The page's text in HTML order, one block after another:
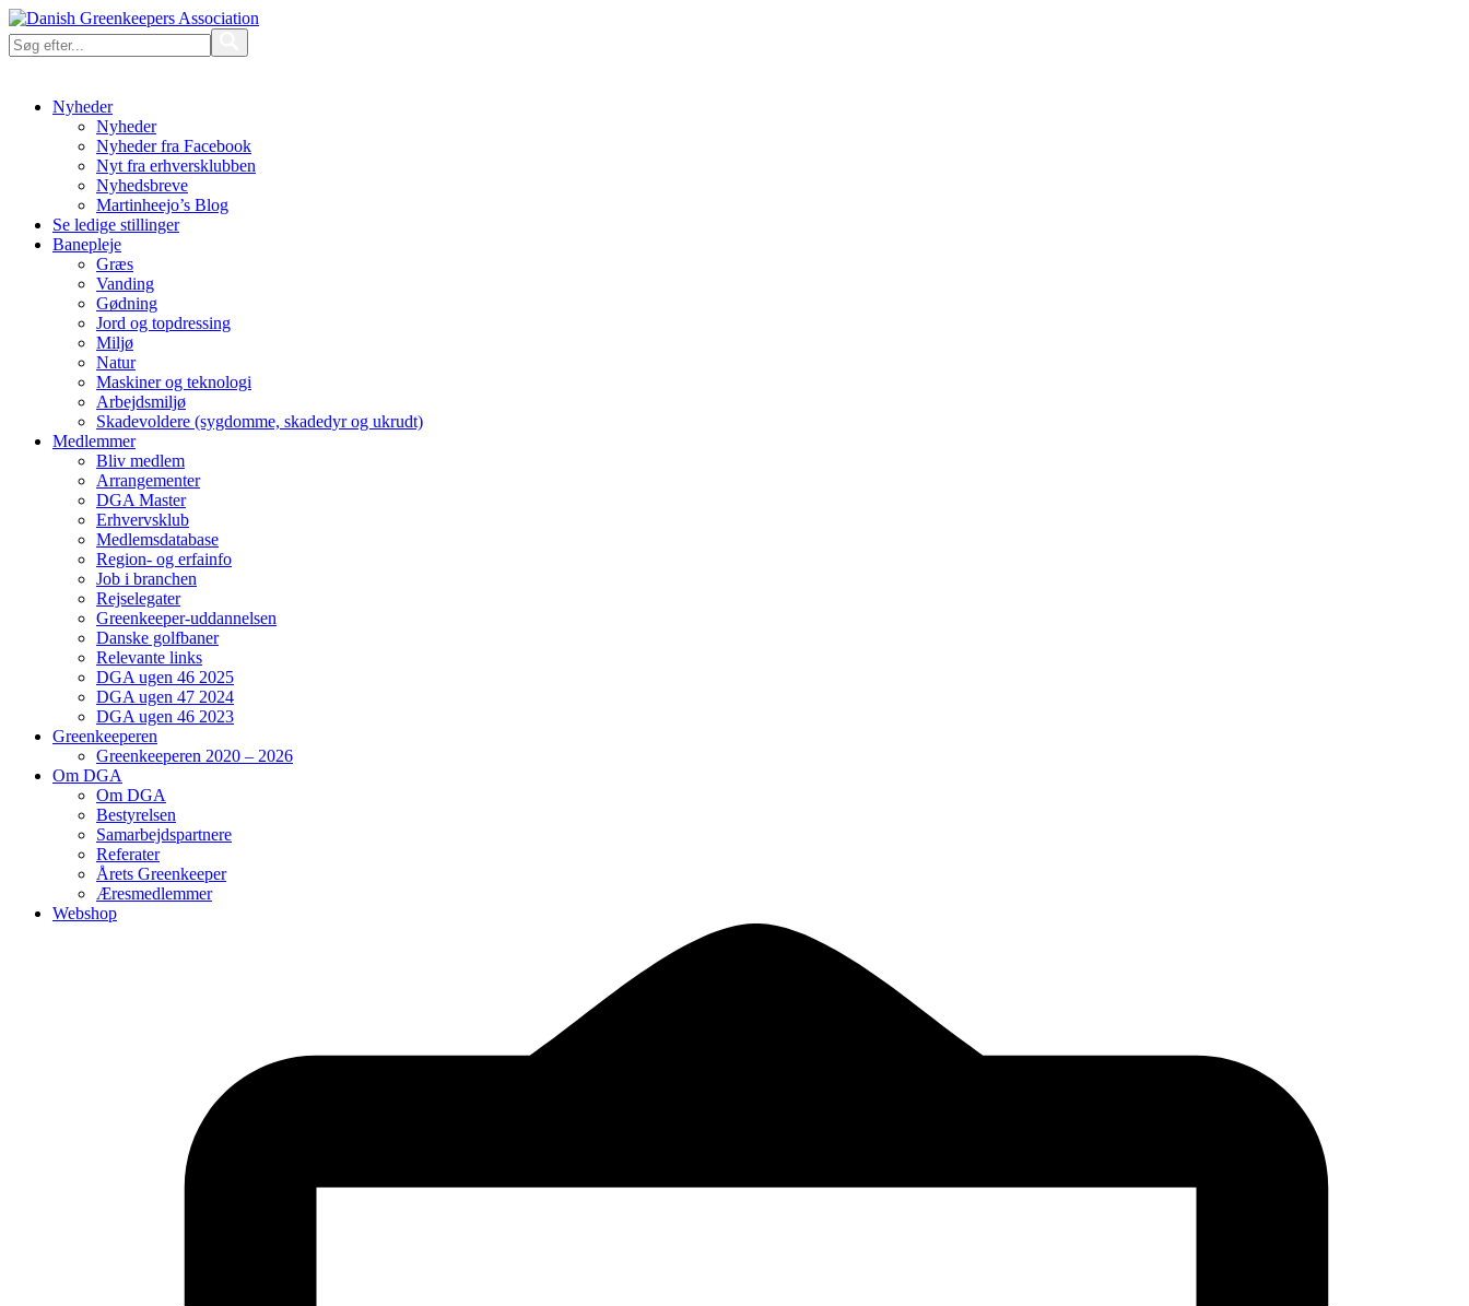
Nyheder
Nyheder
Nyheder fra Facebook
Nyt fra erhversklubben
Nyhedsbreve
Martinheejo’s Blog
Se ledige stillinger
Banepleje
Græs
Vanding
Gødning
Jord og topdressing
Miljø
Natur
Maskiner og teknologi
Arbejdsmiljø
Skadevoldere (sygdomme, skadedyr og ukrudt)
Medlemmer
Bliv medlem
Arrangementer
DGA Master
Erhvervsklub
Medlemsdatabase
Region- og erfainfo
Job i branchen
Rejselegater
Greenkeeper-uddannelsen
Danske golfbaner
Relevante links
DGA ugen 46 2025
DGA ugen 47 2024
DGA ugen 46 2023
Greenkeeperen
Greenkeeperen 2020 – 2026
Om DGA
Om DGA
Bestyrelsen
Samarbejdspartnere
Referater
Årets Greenkeeper
Æresmedlemmer
Webshop